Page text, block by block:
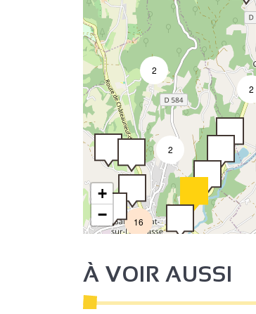
2
16
2
2
+
−
À VOIR AUSSI